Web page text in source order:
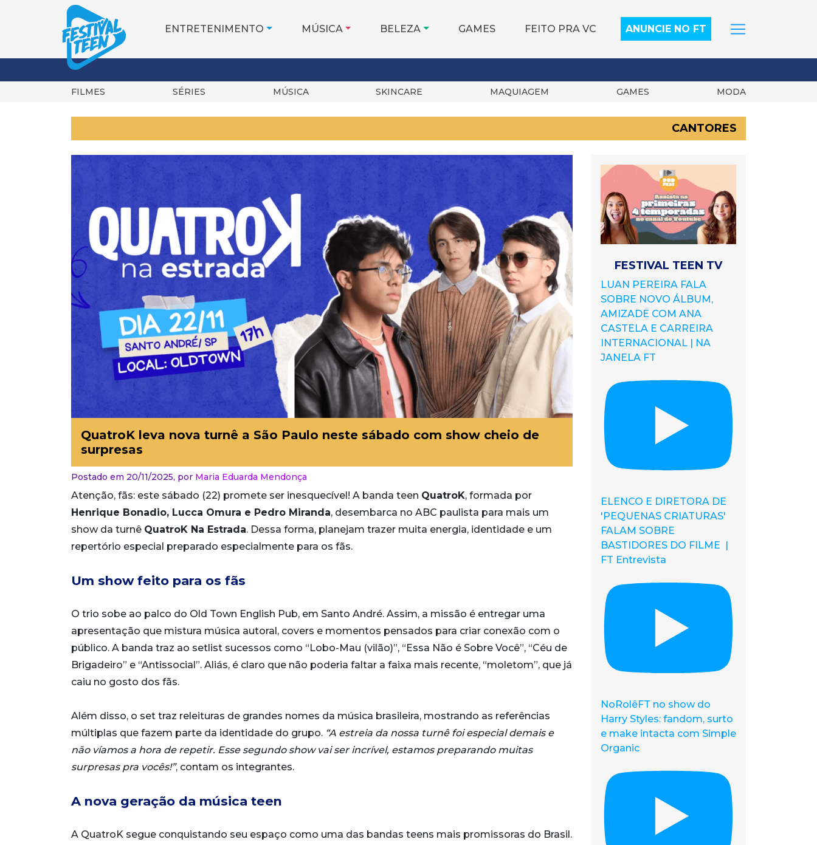
ENTRETENIMENTO MÚSICA BELEZA GAMES FEITO PRA VC ANUNCIE NO FT
FILMES SÉRIES MÚSICA SKINCARE MAQUIAGEM GAMES MODA
CANTORES
QuatroK leva nova turnê a São Paulo neste sábado com show cheio de
surpresas
Postado em 20/11/2025, por Maria Eduarda Mendonça
Atenção, fãs: este sábado (22) promete ser inesquecível! A banda teen QuatroK, formada por
Henrique Bonadio, Lucca Omura e Pedro Miranda, desembarca no ABC paulista para mais um
show da turnê QuatroK Na Estrada. Dessa forma, planejam trazer muita energia, identidade e um
repertório especial preparado especialmente para os fãs.
Um show feito para os fãs
O trio sobe ao palco do Old Town English Pub, em Santo André. Assim, a missão é entregar uma
apresentação que mistura música autoral, covers e momentos pensados para criar conexão com o
público. A banda traz ao setlist sucessos como “Lobo-Mau (vilão)”, “Essa Não é Sobre Você”, “Céu de
Brigadeiro” e “Antissocial”. Aliás, é claro que não poderia faltar a faixa mais recente, “moletom”, que já
caiu no gosto dos fãs.
Além disso, o set traz releituras de grandes nomes da música brasileira, mostrando as referências
múltiplas que fazem parte da identidade do grupo. “A estreia da nossa turnê foi especial demais e
não víamos a hora de repetir. Esse segundo show vai ser incrível, estamos preparando muitas
surpresas pra vocês!”, contam os integrantes.
A nova geração da música teen
A QuatroK segue conquistando seu espaço como uma das bandas teens mais promissoras do Brasil.
FESTIVAL TEEN TV
LUAN PEREIRA FALA
SOBRE NOVO ÁLBUM,
AMIZADE COM ANA
CASTELA E CARREIRA
INTERNACIONAL | NA
JANELA FT
ELENCO E DIRETORA DE
'PEQUENAS CRIATURAS'
FALAM SOBRE
BASTIDORES DO FILME |
FT Entrevista
NoRolêFT no show do
Harry Styles: fandom, surto
e make intacta com Simple
Organic